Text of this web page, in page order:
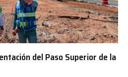
del Paso Superior de la